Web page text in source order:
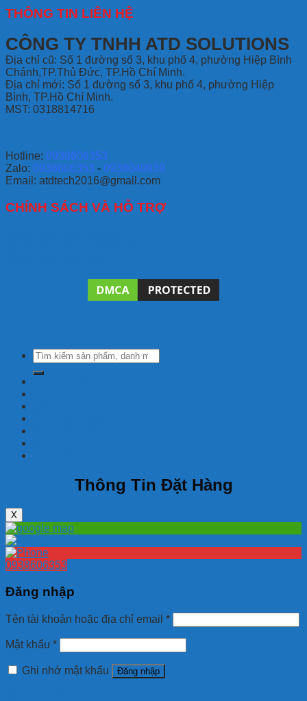
THÔNG TIN LIÊN HỆ
CÔNG TY TNHH ATD SOLUTIONS
Địa chỉ cũ: Số 1 đường số 3, khu phố 4, phường Hiệp Bình
Chánh,TP.Thủ Đức, TP.Hồ Chí Minh.
Địa chỉ mới: Số 1 đường số 3, khu phố 4, phường Hiệp
Bình, TP.Hồ Chí Minh.
MST: 0318814716
Hotline: 0938606353
Zalo: 0938606353 - 0938040939
Email: atdtech2016@gmail.com
CHÍNH SÁCH VÀ HỖ TRỢ
Tìm
kiếm:
Thông Tin Đặt Hàng
X
0938606353
Đăng nhập
Tên tài khoản hoặc địa chỉ email *
Mật khẩu *
Ghi nhớ mật khẩu Đăng nhập